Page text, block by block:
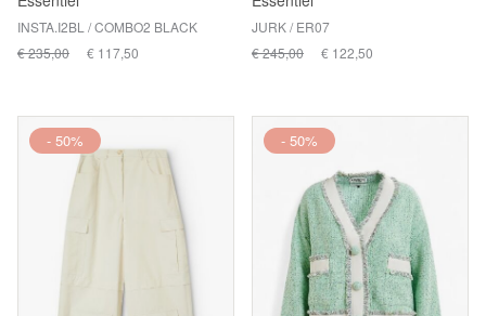
INSTA.I2BL / COMBO2 BLACK
€ 235,00
€ 117,50
JURK / ER07
€ 245,00
€ 122,50
- 50% - 50%